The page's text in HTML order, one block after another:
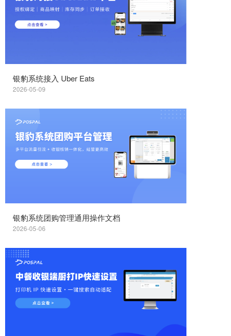
银豹系统接入 Uber Eats
2026-05-09
银豹系统团购管理通用操作文档
2026-05-06